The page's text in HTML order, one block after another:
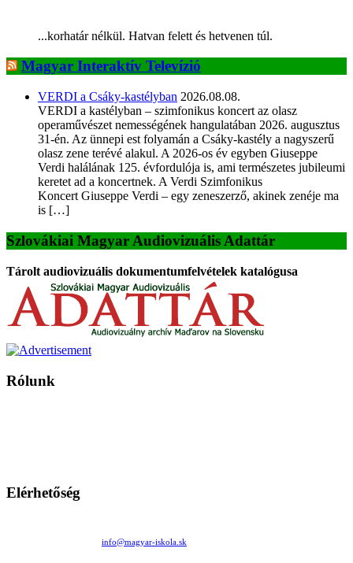
...korhatár nélkül. Hatvan felett és hetvenen túl.
Magyar Interaktív Televízió
VERDI a Csáky-kastélyban 2026.08.08.
VERDI a kastélyban – szimfonikus koncert az olasz
operaművészet nemességének hangulatában 2026. augusztus
31-én. Az ünnepi est folyamán a Csáky-kastély a nagyszerű
olasz zene terévé alakul. A 2026-os év egyben Giuseppe
Verdi halálának 125. évfordulója is, ami természetes jubileumi
keretet ad a koncertnek. A Verdi Szimfonikus
Koncert Giuseppe Verdi – egy zeneszerző, akinek zenéje ma
is […]
Szlovákiai Magyar Audiovizuális Adattár
Tárolt audiovizuális dokumentumfelvételek katalógusa
Rólunk
Elérhetőség
info@magyar-iskola.sk